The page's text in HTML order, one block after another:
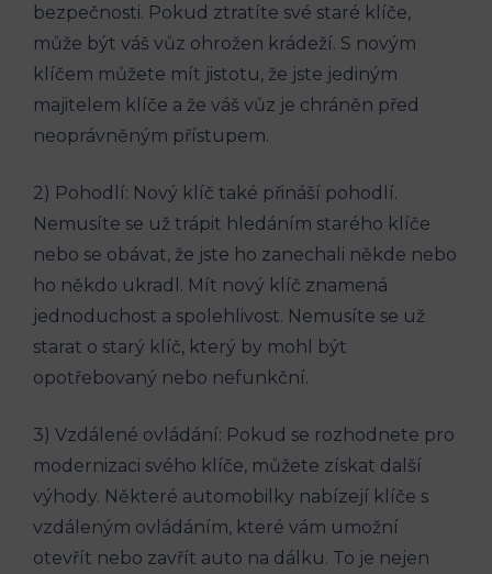
bezpečnosti. Pokud ztratíte​ své staré ‌klíče,‌
může ⁢být ⁢váš vůz ohrožen krádeží. S novým⁣
klíčem můžete mít jistotu, že jste jediným
majitelem⁤ klíče a ⁢že váš vůz je chráněn před
neoprávněným⁢ přístupem.
2) Pohodlí: Nový klíč​ také přináší⁢ pohodlí.
Nemusíte⁣ se už trápit ⁢hledáním starého klíče
nebo se‍ obávat, že jste⁣ ho​ zanechali někde nebo
ho někdo ⁢ukradl. Mít ​nový klíč⁤ znamená
jednoduchost⁢ a​ spolehlivost. Nemusíte se⁢ už⁣
starat o ​starý ​klíč, který⁤ by mohl⁣ být
opotřebovaný nebo nefunkční.
3) ‌Vzdálené⁤ ovládání: Pokud se rozhodnete ​pro
‌modernizaci svého⁣ klíče, můžete získat ​další
výhody. Některé automobilky nabízejí‍ klíče ⁤s
vzdáleným ovládáním, které ⁢vám umožní ​
otevřít nebo zavřít‌ auto na dálku. ⁢To je​ nejen